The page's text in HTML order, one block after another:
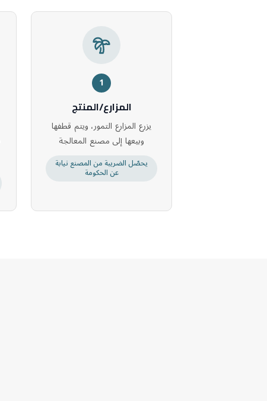
1
المزارع/المنتج
يزرع المزارع التمور، ويتم قطفها
وبيعها إلى مصنع المعالجة
يحصّل الضريبة من المصنع نيابة
عن الحكومة